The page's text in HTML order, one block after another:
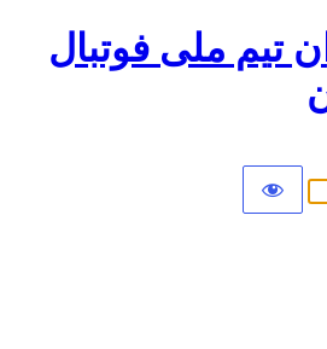
تیم ملی فوتبال